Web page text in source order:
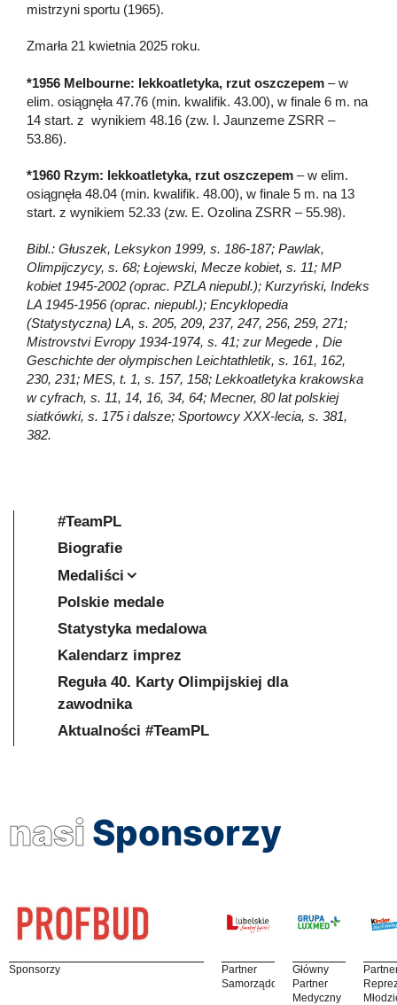
mistrzyni sportu (1965).
Zmarła 21 kwietnia 2025 roku.
*1956 Melbourne: lekkoatletyka, rzut oszczepem – w
elim. osiągnęła 47.76 (min. kwalifik. 43.00), w finale 6 m. na
14 start. z wynikiem 48.16 (zw. I. Jaunzeme ZSRR –
53.86).
*1960 Rzym: lekkoatletyka, rzut oszczepem – w elim.
osiągnęła 48.04 (min. kwalifik. 48.00), w finale 5 m. na 13
start. z wynikiem 52.33 (zw. E. Ozolina ZSRR – 55.98).
Bibl.: Głuszek, Leksykon 1999, s. 186-187; Pawlak,
Olimpijczycy, s. 68; Łojewski, Mecze kobiet, s. 11; MP
kobiet 1945-2002 (oprac. PZLA niepubl.); Kurzyński, Indeks
LA 1945-1956 (oprac. niepubl.); Encyklopedia
(Statystyczna) LA, s. 205, 209, 237, 247, 256, 259, 271;
Mistrovstvi Evropy 1934-1974, s. 41; zur Megede , Die
Geschichte der olympischen Leichtathletik, s. 161, 162,
230, 231; MES, t. 1, s. 157, 158; Lekkoatletyka krakowska
w cyfrach, s. 11, 14, 16, 34, 64; Mecner, 80 lat polskiej
siatkówki, s. 175 i dalsze; Sportowcy XXX-lecia, s. 381,
382.
#TeamPL
Biografie
Medaliści
Polskie medale
Statystyka medalowa
Kalendarz imprez
Reguła 40. Karty Olimpijskiej dla
zawodnika
Aktualności #TeamPL
nasi Sponsorzy
Sponsorzy
Partner
Samorządowy
Główny
Partner
Medyczny